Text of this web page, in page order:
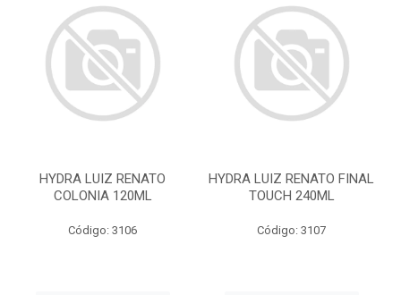
HYDRA LUIZ RENATO
COLONIA 120ML
Código: 3106
HYDRA LUIZ RENATO FINAL
TOUCH 240ML
Código: 3107